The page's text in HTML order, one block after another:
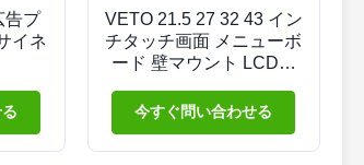
告プ
イネ
VETO 21.5 27 32 43 イン
チタッチ画面 メニューボ
ード 壁マウント LCD広
今すぐ問い合わせる